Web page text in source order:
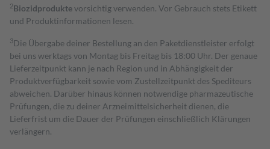
2Biozidproduktevorsichtig verwenden. Vor Gebrauch stets Etikett
und Produktinformationen lesen.
3Die Übergabe deiner Bestellung an den Paketdienstleister erfolgt
bei uns werktags von Montag bis Freitag bis 18:00 Uhr. Der genaue
Lieferzeitpunkt kann je nach Region und in Abhängigkeit der
Produktverfügbarkeit sowie vom Zustellzeitpunkt des Spediteurs
abweichen. Darüber hinaus können notwendige pharmazeutische
Prüfungen, die zu deiner Arzneimittelsicherheit dienen, die
Lieferfrist um die Dauer der Prüfungen einschließlich Klärungen
verlängern.